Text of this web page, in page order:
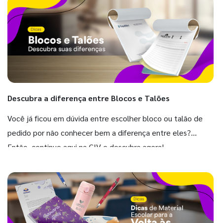
Descubra a diferença entre Blocos e Talões
Você já ficou em dúvida entre escolher bloco ou talão de
pedido por não conhecer bem a diferença entre eles?
Então, continue aqui na GIV e descubra agora!